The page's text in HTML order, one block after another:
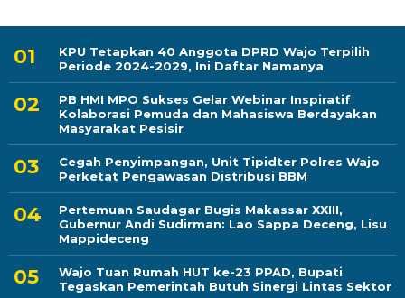
KPU Tetapkan 40 Anggota DPRD Wajo Terpilih
Periode 2024-2029, Ini Daftar Namanya
PB HMI MPO Sukses Gelar Webinar Inspiratif
Kolaborasi Pemuda dan Mahasiswa Berdayakan
Masyarakat Pesisir
Cegah Penyimpangan, Unit Tipidter Polres Wajo
Perketat Pengawasan Distribusi BBM
Pertemuan Saudagar Bugis Makassar XXIII,
Gubernur Andi Sudirman: Lao Sappa Deceng, Lisu
Mappideceng
Wajo Tuan Rumah HUT ke-23 PPAD, Bupati
Tegaskan Pemerintah Butuh Sinergi Lintas Sektor